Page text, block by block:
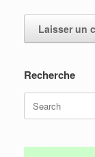
Recherche
Search
for: